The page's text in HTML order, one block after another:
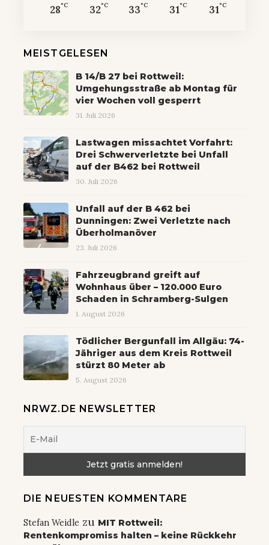
28°C 32°C 33°C 31°C 31°C
MEISTGELESEN
B 14/B 27 bei Rottweil:
Umgehungsstraße ab Montag für
vier Wochen voll gesperrt
31. Juli 2026
Lastwagen missachtet Vorfahrt:
Drei Schwerverletzte bei Unfall
auf der B462 bei Rottweil
30. Juli 2026
Unfall auf der B 462 bei
Dunningen: Zwei Verletzte nach
Überholmanöver
23. Juli 2026
Fahrzeugbrand greift auf
Wohnhaus über – 120.000 Euro
Schaden in Schramberg-Sulgen
1. August 2026
Tödlicher Bergunfall im Allgäu: 74-
Jähriger aus dem Kreis Rottweil
stürzt 80 Meter ab
5. August 2026
NRWZ.DE NEWSLETTER
DIE NEUESTEN KOMMENTARE
Stefan Weidle zu MIT Rottweil:
Rentenkompromiss halten – keine Rückkehr